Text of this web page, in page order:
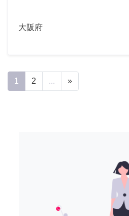
大阪府
1 2 ... »